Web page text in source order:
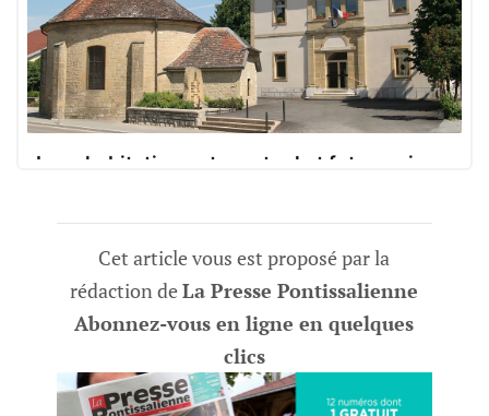
La cohabitation entre actuel et futur maire
Entre maire sortant toujours en poste et futur
maire, le dialogue est parfois compliqué. Exemple
à Houtaud.
La Presse du Doubs La rédaction
Cet article vous est proposé par la
rédaction deLa Presse Pontissalienne
Abonnez-vous en ligne en quelques
clics